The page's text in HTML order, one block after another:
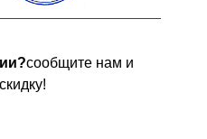
сообщите нам и